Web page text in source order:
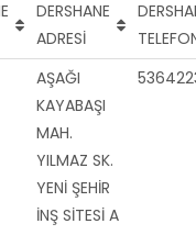
DERSHANE
ADRESİ
AŞAĞI
KAYABAŞI
MAH.
YILMAZ SK.
YENİ ŞEHİR
İNŞ SİTESİ A